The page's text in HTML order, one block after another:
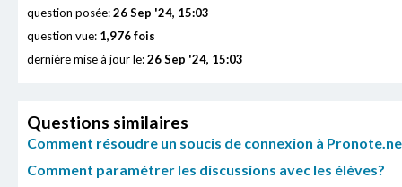
question posée:26 Sep '24, 15:03
question vue: 1,976 fois
dernière mise à jour le:26 Sep '24, 15:03
Questions similaires
Comment résoudre un soucis de connexion à
Comment paramétrer les discussions avec les élèves?